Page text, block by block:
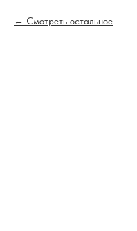
Смотреть остальное